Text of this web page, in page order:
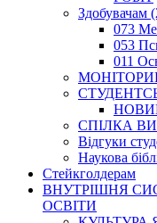
Здобувачам
073
053
011
СПІЛКА
Відгуки
Наукова
Стейкголдерам
ВНУТРІШНЯ
ОСВІТИ